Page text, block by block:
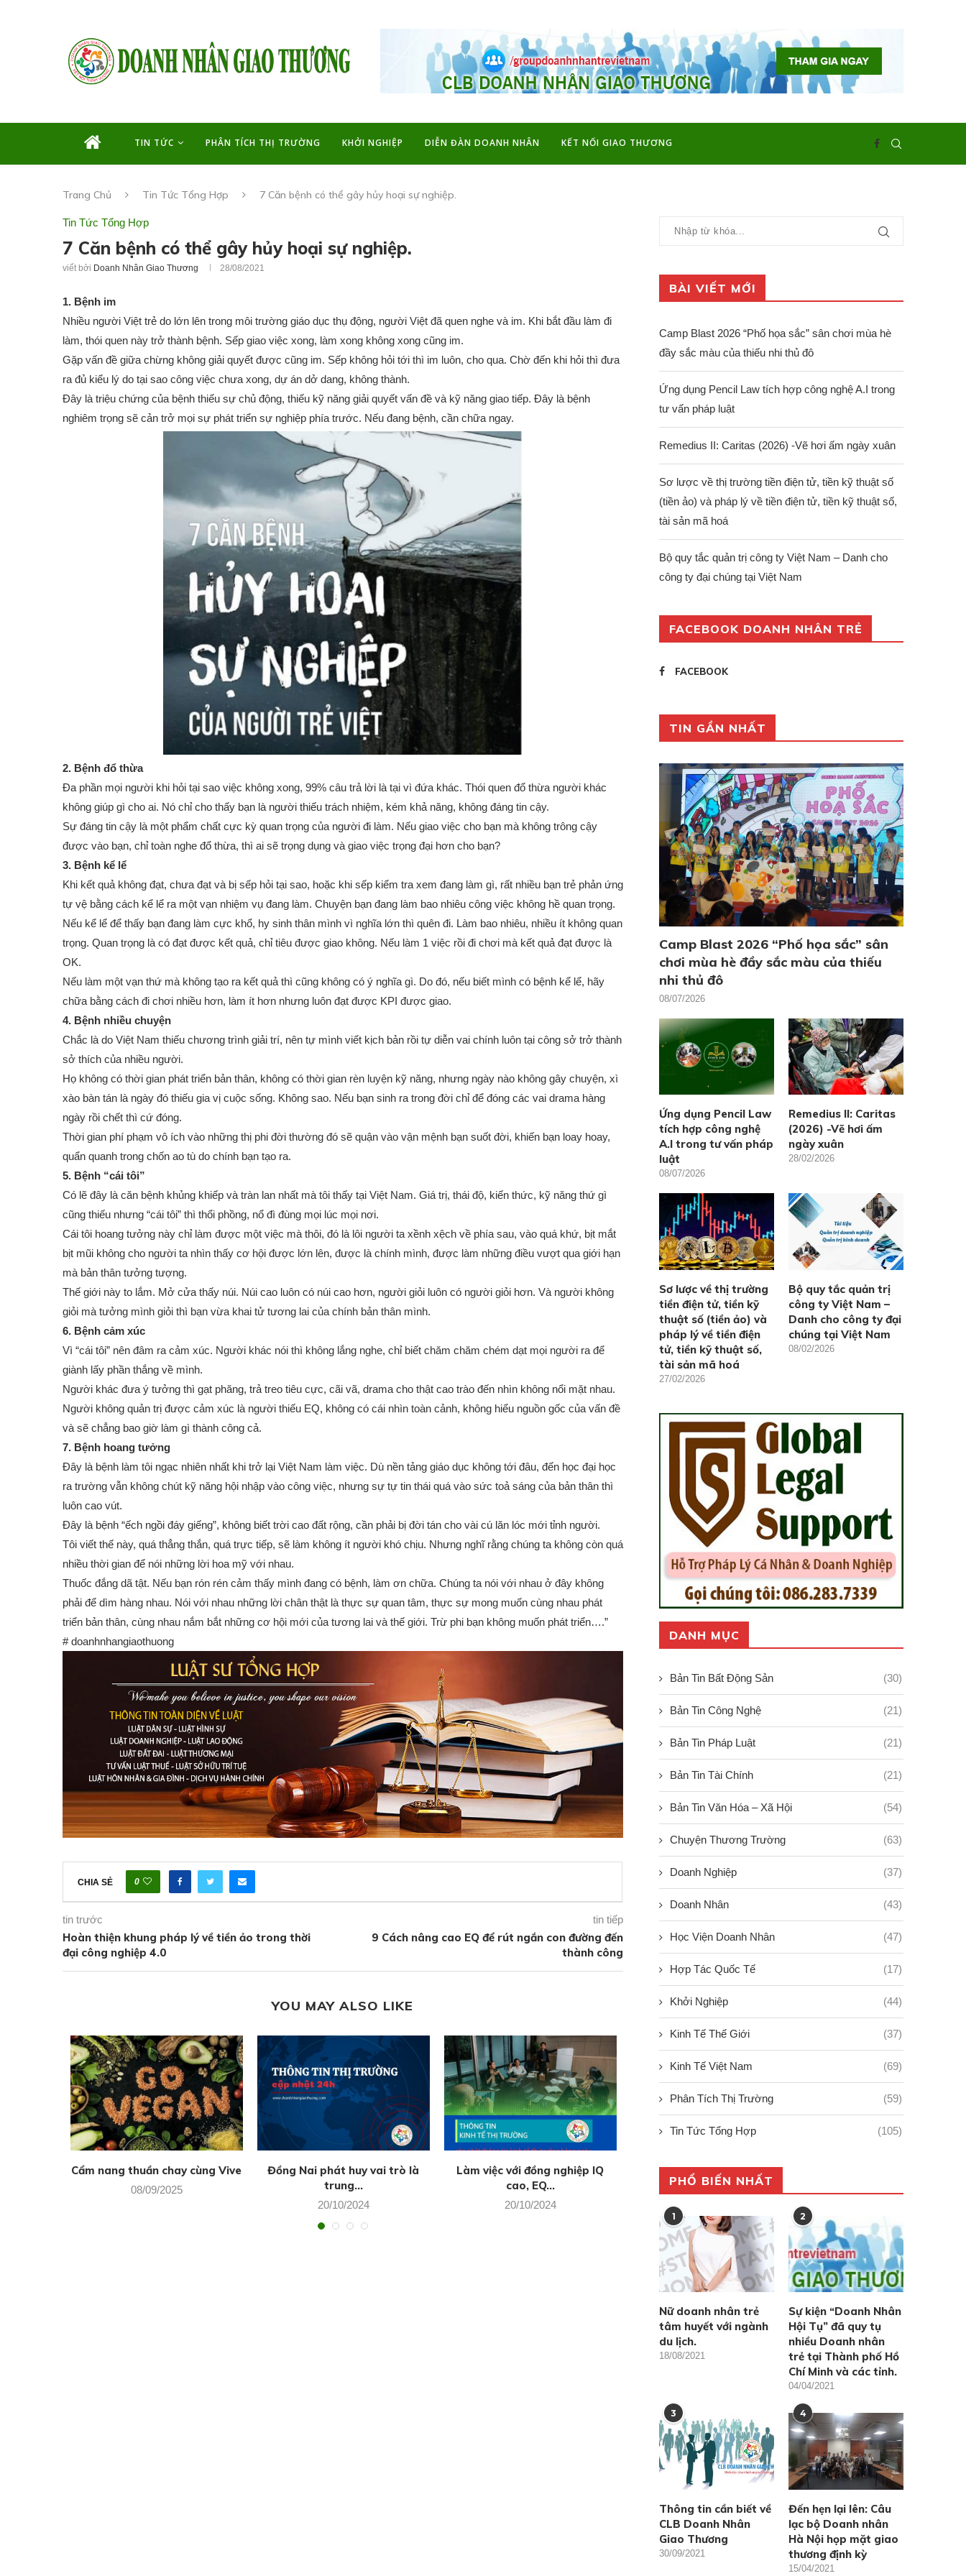
TIN TỨC PHÂN TÍCH THỊ TRƯỜNG KHỞI NGHIỆP DIỄN ĐÀN DOANH NHÂN KẾT NỐI GIAO THƯƠNG
Trang Chủ Tin Tức Tổng Hợp 7 Căn bệnh có thể gây hủy hoại sự nghiệp.
Tin Tức Tổng Hợp
7 Căn bệnh có thể gây hủy hoại sự nghiệp.
viết bởi Doanh Nhân Giao Thương 28/08/2021
1. Bệnh im
Nhiều người Việt trẻ do lớn lên trong môi trường giáo dục thụ động, người Việt đã quen nghe và im. Khi bắt đầu làm đi
làm, thói quen này trở thành bệnh. Sếp giao việc xong, làm xong không xong cũng im.
Gặp vấn đề giữa chừng không giải quyết được cũng im. Sếp không hỏi tới thì im luôn, cho qua. Chờ đến khi hỏi thì đưa
ra đủ kiểu lý do tại sao công việc chưa xong, dự án dở dang, không thành.
Đây là triệu chứng của bệnh thiếu sự chủ động, thiếu kỹ năng giải quyết vấn đề và kỹ năng giao tiếp. Đây là bệnh
nghiêm trọng sẽ cản trở mọi sự phát triển sự nghiệp phía trước. Nếu đang bệnh, cần chữa ngay.
2. Bệnh đổ thừa
Đa phần mọi người khi hỏi tại sao việc không xong, 99% câu trả lời là tại vì đứa khác. Thói quen đổ thừa người khác
không giúp gì cho ai. Nó chỉ cho thấy bạn là người thiếu trách nhiệm, kém khả năng, không đáng tin cậy.
Sự đáng tin cậy là một phẩm chất cực kỳ quan trọng của người đi làm. Nếu giao việc cho bạn mà không trông cậy
được vào bạn, chỉ toàn nghe đổ thừa, thì ai sẽ trọng dụng và giao việc trọng đại hơn cho bạn?
3. Bệnh kể lể
Khi kết quả không đạt, chưa đạt và bị sếp hỏi tại sao, hoặc khi sếp kiểm tra xem đang làm gì, rất nhiều bạn trẻ phản ứng
tự vệ bằng cách kể lể ra một vạn nhiệm vụ đang làm. Chuyện bạn đang làm bao nhiêu công việc không hề quan trọng.
Nếu kể lể để thấy bạn đang làm cực khổ, hy sinh thân mình vì nghĩa lớn thì quên đi. Làm bao nhiêu, nhiều ít không quan
trọng. Quan trọng là có đạt được kết quả, chỉ tiêu được giao không. Nếu làm 1 việc rồi đi chơi mà kết quả đạt được là
OK.
Nếu làm một vạn thứ mà không tạo ra kết quả thì cũng không có ý nghĩa gì. Do đó, nếu biết mình có bệnh kể lể, hãy
chữa bằng cách đi chơi nhiều hơn, làm ít hơn nhưng luôn đạt được KPI được giao.
4. Bệnh nhiều chuyện
Chắc là do Việt Nam thiếu chương trình giải trí, nên tự mình viết kịch bản rồi tự diễn vai chính luôn tại công sở trở thành
sở thích của nhiều người.
Họ không có thời gian phát triển bản thân, không có thời gian rèn luyện kỹ năng, nhưng ngày nào không gây chuyện, xì
xào bàn tán là ngày đó thiếu gia vị cuộc sống. Không sao. Nếu bạn sinh ra trong đời chỉ để đóng các vai drama hàng
ngày rồi chết thì cứ đóng.
Thời gian phí phạm vô ích vào những thị phi đời thường đó sẽ quận vào vận mệnh bạn suốt đời, khiến bạn loay hoay,
quẩn quanh trong chốn ao tù do chính bạn tạo ra.
5. Bệnh “cái tôi”
Có lẽ đây là căn bệnh khủng khiếp và tràn lan nhất mà tôi thấy tại Việt Nam. Giá trị, thái độ, kiến thức, kỹ năng thứ gì
cũng thiếu nhưng “cái tôi” thì thổi phồng, nổ đì đùng mọi lúc mọi nơi.
Cái tôi hoang tưởng này chỉ làm được một việc mà thôi, đó là lôi người ta xềnh xệch về phía sau, vào quá khứ, bịt mắt
bịt mũi không cho người ta nhìn thấy cơ hội được lớn lên, được là chính mình, được làm những điều vượt qua giới hạn
mà bản thân tưởng tượng.
Thế giới này to lắm. Mở cửa thấy núi. Núi cao luôn có núi cao hơn, người giỏi luôn có người giỏi hơn. Và người không
giỏi mà tưởng mình giỏi thì bạn vừa khai tử tương lai của chính bản thân mình.
6. Bệnh cảm xúc
Vì “cái tôi” nên đâm ra cảm xúc. Người khác nói thì không lắng nghe, chỉ biết chăm chăm chém dạt mọi người ra để
giành lấy phần thắng về mình.
Người khác đưa ý tưởng thì gạt phăng, trả treo tiêu cực, cãi vã, drama cho thật cao trào đến nhìn không nổi mặt nhau.
Người không quản trị được cảm xúc là người thiếu EQ, không có cái nhìn toàn cảnh, không hiểu nguồn gốc của vấn đề
và sẽ chẳng bao giờ làm gì thành công cả.
7. Bệnh hoang tưởng
Đây là bệnh làm tôi ngạc nhiên nhất khi trở lại Việt Nam làm việc. Dù nền tảng giáo dục không tới đâu, đến học đại học
ra trường vẫn không chút kỹ năng hội nhập vào công việc, nhưng sự tự tin thái quá vào sức toả sáng của bản thân thì
luôn cao vút.
Đây là bệnh “ếch ngồi đáy giếng”, không biết trời cao đất rộng, cần phải bị đời tán cho vài cú lăn lóc mới tỉnh người.
Tôi viết thế này, quá thẳng thắn, quá trực tiếp, sẽ làm không ít người khó chịu. Nhưng nghĩ rằng chúng ta không còn quá
nhiều thời gian để nói những lời hoa mỹ với nhau.
Thuốc đắng dã tật. Nếu bạn rón rén cảm thấy mình đang có bệnh, làm ơn chữa. Chúng ta nói với nhau ở đây không
phải để dìm hàng nhau. Nói với nhau những lời chân thật là thực sự quan tâm, thực sự mong muốn cùng nhau phát
triển bản thân, cùng nhau nắm bắt những cơ hội mới của tương lai và thế giới. Trừ phi bạn không muốn phát triển….”
# doanhnhangiaothuong
CHIA SẺ 0
tin trước
Hoàn thiện khung pháp lý về tiền ảo trong thời
đại công nghiệp 4.0
tin tiếp
9 Cách nâng cao EQ để rút ngắn con đường đến
thành công
YOU MAY ALSO LIKE
Cẩm nang thuần chay cùng Vive
08/09/2025
Đồng Nai phát huy vai trò là
trung...
20/10/2024
Làm việc với đồng nghiệp IQ
cao, EQ...
20/10/2024
Tình hình hợp tác kinh tế giữa
Việt...
BÀI VIẾT MỚI
Camp Blast 2026 “Phố họa sắc” sân chơi mùa hè
đầy sắc màu của thiếu nhi thủ đô
Ứng dụng Pencil Law tích hợp công nghệ A.I trong
tư vấn pháp luật
Remedius II: Caritas (2026) -Vẽ hơi ấm ngày xuân
Sơ lược về thị trường tiền điện tử, tiền kỹ thuật số
(tiền ảo) và pháp lý về tiền điện tử, tiền kỹ thuật số,
tài sản mã hoá
Bộ quy tắc quản trị công ty Việt Nam – Danh cho
công ty đại chúng tại Việt Nam
FACEBOOK DOANH NHÂN TRẺ
FACEBOOK
TIN GẦN NHẤT
Camp Blast 2026 “Phố họa sắc” sân
chơi mùa hè đầy sắc màu của thiếu
nhi thủ đô
08/07/2026
Ứng dụng Pencil Law
tích hợp công nghệ
A.I trong tư vấn pháp
luật
08/07/2026
Remedius II: Caritas
(2026) -Vẽ hơi ấm
ngày xuân
28/02/2026
Sơ lược về thị trường
tiền điện tử, tiền kỹ
thuật số (tiền ảo) và
pháp lý về tiền điện
tử, tiền kỹ thuật số,
tài sản mã hoá
27/02/2026
Bộ quy tắc quản trị
công ty Việt Nam –
Danh cho công ty đại
chúng tại Việt Nam
08/02/2026
DANH MỤC
Bản Tin Bất Động Sản (30)
Bản Tin Công Nghệ (21)
Bản Tin Pháp Luật (21)
Bản Tin Tài Chính (21)
Bản Tin Văn Hóa – Xã Hội (54)
Chuyện Thương Trường (63)
Doanh Nghiệp (37)
Doanh Nhân (43)
Học Viện Doanh Nhân (47)
Hợp Tác Quốc Tế (17)
Khởi Nghiệp (44)
Kinh Tế Thế Giới (37)
Kinh Tế Việt Nam (69)
Phân Tích Thị Trường (59)
Tin Tức Tổng Hợp (105)
PHỔ BIẾN NHẤT
1
Nữ doanh nhân trẻ
tâm huyết với ngành
du lịch.
18/08/2021
2
Sự kiện “Doanh Nhân
Hội Tụ” đã quy tụ
nhiều Doanh nhân
trẻ tại Thành phố Hồ
Chí Minh và các tỉnh.
04/04/2021
3
Thông tin cần biết về
CLB Doanh Nhân
Giao Thương
30/09/2021
4
Đến hẹn lại lên: Câu
lạc bộ Doanh nhân
Hà Nội họp mặt giao
thương định kỳ
15/04/2021